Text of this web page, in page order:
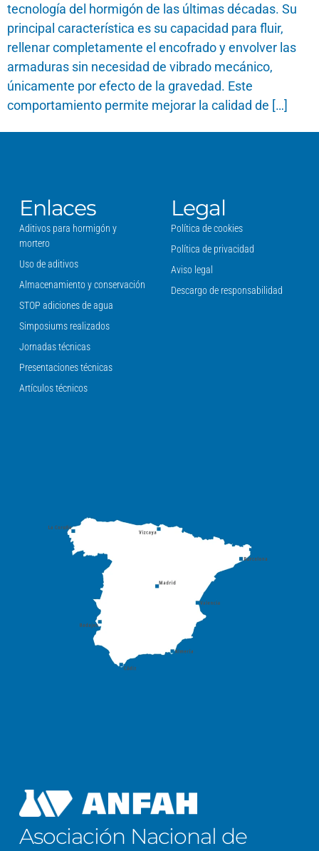
tecnología del hormigón de las últimas décadas. Su
principal característica es su capacidad para fluir,
rellenar completamente el encofrado y envolver las
armaduras sin necesidad de vibrado mecánico,
únicamente por efecto de la gravedad. Este
comportamiento permite mejorar la calidad de […]
Asociación Nacional de
Enlaces
Aditivos para hormigón y
mortero
Uso de aditivos
Almacenamiento y conservación
STOP adiciones de agua
Simposiums realizados
Jornadas técnicas
Presentaciones técnicas
Artículos técnicos
Legal
Política de cookies
Política de privacidad
Aviso legal
Descargo de responsabilidad